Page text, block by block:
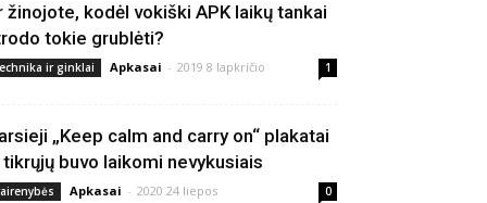
žinojote, kodėl vokiški APK laikų tankai
tokie grublėti?
ir ginklai Apkasai - 2019 8 lapkričio 1
„Keep calm and carry on“ plakatai
tikrųjų buvo laikomi nevykusiais
Apkasai - 2020 24 liepos 0